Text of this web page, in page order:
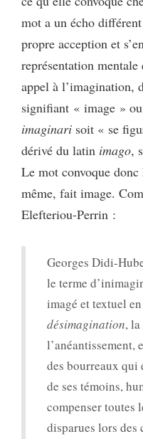
mot a un écho
propre acception et
représentation
appel à l’imagination,
signifiant « image »
imaginari soit « se
dérivé du latin imago,
Le mot convoque
même, fait image.
Elefteriou-Perrin :
Georges Didi-
le terme
imagé et textuel
désimagination,
l’anéantissement,
des bourreaux
de ses témoins,
compenser toutes
disparues lors des